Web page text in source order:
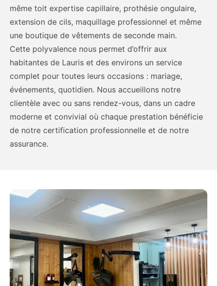
même toit expertise capillaire, prothésie ongulaire,
extension de cils, maquillage professionnel et même
une boutique de vêtements de seconde main.
Cette polyvalence nous permet d’offrir aux
habitantes de Lauris et des environs un service
complet pour toutes leurs occasions : mariage,
événements, quotidien. Nous accueillons notre
clientèle avec ou sans rendez-vous, dans un cadre
moderne et convivial où chaque prestation bénéficie
de notre certification professionnelle et de notre
assurance.